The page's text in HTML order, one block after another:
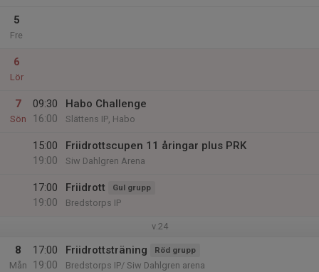
5
Fre
6
Lör
7
Sön
09:30
16:00
Habo Challenge
Slättens IP, Habo
15:00
19:00
Friidrottscupen 11 åringar plus PRK
Siw Dahlgren Arena
17:00
19:00
Friidrott Gul grupp
Bredstorps IP
v.24
8
Mån
17:00
19:00
Friidrottsträning Röd grupp
Bredstorps IP/ Siw Dahlgren arena